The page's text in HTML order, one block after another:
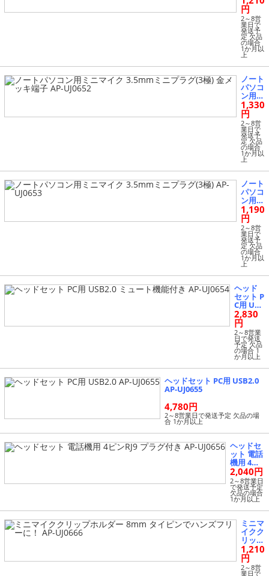
ラグ(4
極) 金
メッキ
端子 A
P-UJ06
51
円
2～8営
業日で
発送予
定 欠品
の場合
1か月以
上
ノート
パソコ
ン用ミ
ニマイ
ク 3.5
mmミ
ニプラ
グ(3
極) 金
メッキ
端子 A
P-UJ06
52
1,330
円
2～8営
業日で
発送予
定 欠品
の場合
1か月以
上
ノート
パソコ
ン用ミ
ニマイ
ク 3.5
mmミ
ニプラ
グ(3
極) AP
-UJ065
3
1,190
円
2～8営
業日で
発送予
定 欠品
の場合
1か月以
上
ヘッド
セット P
C用 USB
2.0 ミュ
ート機
能付き A
P-UJ065
4
2,830
円
2～8営業
日で発送
予定 欠品
の場合 1
か月以上
ヘッドセット PC用 USB2.0
AP-UJ0655
4,780円
2～8営業日で発送予定 欠品の場
合 1か月以上
ヘッドセ
ット 電話
機用 4ピ
ンRJ9 プ
ラグ付き
AP-UJ065
6
2,040円
2～8営業日
で発送予定
欠品の場合
1か月以上
ミニマ
イクク
リップ
ホルダ
ー 8m
m タ
イピン
1,210
円
2～8営
業日で